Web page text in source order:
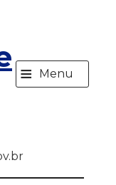
≡ Menu